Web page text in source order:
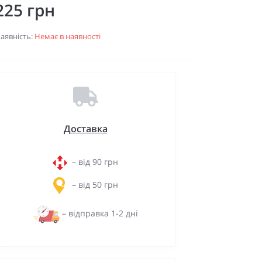
грн
Немає в наявності
Доставка
– від 90 грн
– від 50 грн
– відправка 1-2 дні